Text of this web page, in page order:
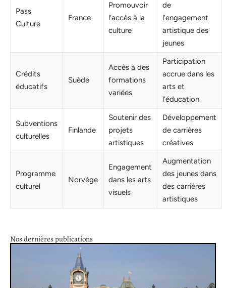
Pass
Culture
France
Promouvoir
l’accès à la
culture
de
l’engagement
artistique des
jeunes
Crédits
éducatifs
Suède
Accès à des
formations
variées
Participation
accrue dans les
arts et
l’éducation
Subventions
culturelles
Finlande
Soutenir des
projets
artistiques
Développement
de carrières
créatives
Programme
culturel
Norvège
Engagement
dans les arts
visuels
Augmentation
des jeunes dans
des carrières
artistiques
Nos dernières publications